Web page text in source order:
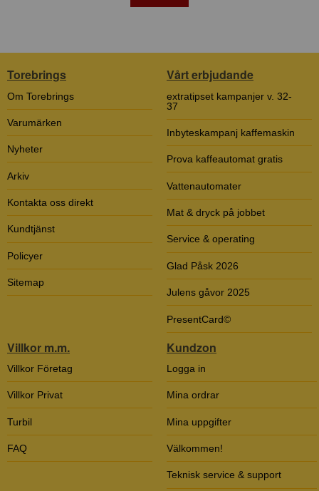
Torebrings
Om Torebrings
Varumärken
Nyheter
Arkiv
Kontakta oss direkt
Kundtjänst
Policyer
Sitemap
Vårt erbjudande
extratipset kampanjer v. 32-
37
Inbyteskampanj kaffemaskin
Prova kaffeautomat gratis
Vattenautomater
Mat & dryck på jobbet
Service & operating
Glad Påsk 2026
Julens gåvor 2025
PresentCard©
Villkor m.m.
Villkor Företag
Villkor Privat
Turbil
FAQ
Kundzon
Logga in
Mina ordrar
Mina uppgifter
Välkommen!
Teknisk service & support